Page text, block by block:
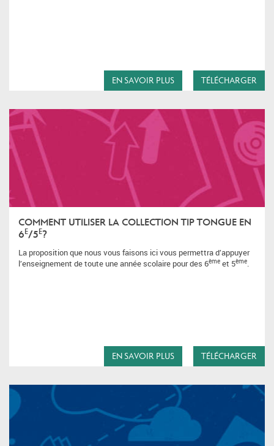
EN SAVOIR PLUS TÉLÉCHARGER
COMMENT UTILISER LA COLLECTION TIP TONGUE EN
6 E/5 E?
La proposition que nous vous faisons ici vous permettra d’appuyer
l’enseignement de toute une année scolaire pour des 6ème et 5ème.
EN SAVOIR PLUS TÉLÉCHARGER